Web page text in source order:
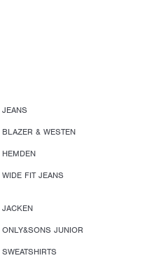
JEANS
BLAZER & WESTEN
HEMDEN
WIDE FIT JEANS
JACKEN
ONLY&SONS JUNIOR
SWEATSHIRTS